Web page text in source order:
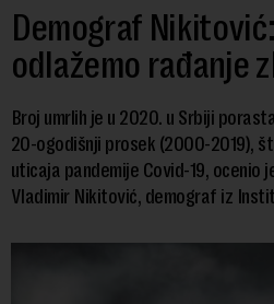
Demograf
odlažemo rađanje
Broj umrlih je u 2020. u Srbiji
20-ogodišnji prosek (2000-2019),
uticaja pandemije Covid-19, ocenio
Vladimir Nikitović, demograf iz